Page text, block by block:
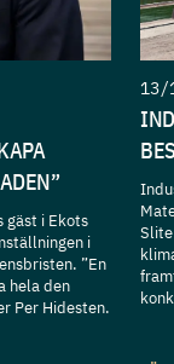
gäst i Ekots
i
”En
hela den
Per Hidesten.
13/